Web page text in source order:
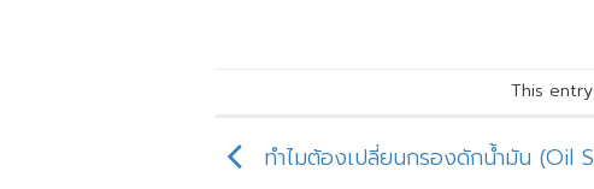
This
ทำไมต้องเปลี่ยนกรองดักน้ำมัน (Oil